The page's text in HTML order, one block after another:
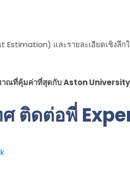
Estimation) และรายละเอียดเชิงลึก
มาณที่คุ้มค่าที่สุดกับ Aston
ศ ติดต่อพี่